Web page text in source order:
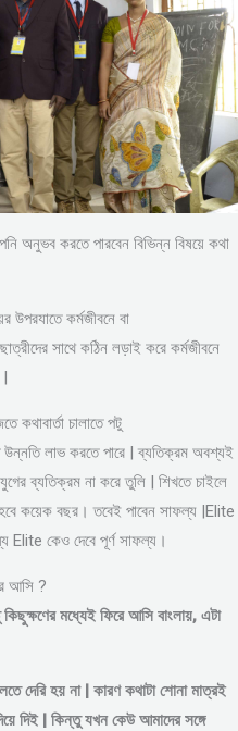
অনুভব করতে পারবেন বিভিন্ন বিষয়ে কথা
উপরযাতে কর্মজীবনে বা
সাথে কঠিন লড়াই করে কর্মজীবনে
|
কথাবার্তা চালাতে পটু
উন্নতি লাভ করতে পারে | ব্যতিক্রম অবশ্যই
ব্যতিক্রম না করে তুলি | শিখতে চাইলে
কয়েক বছর। তবেই পাবেন সাফল্য |Elite
Elite কেও দেবে পূর্ণ সাফল্য।
আসি ?
মধ্যেই ফিরে আসি বাংলায়, এটা
দেরি হয় না | কারণ কথাটা শোনা মাত্রই
দিই | কিন্তু যখন কেউ আমাদের সঙ্গে